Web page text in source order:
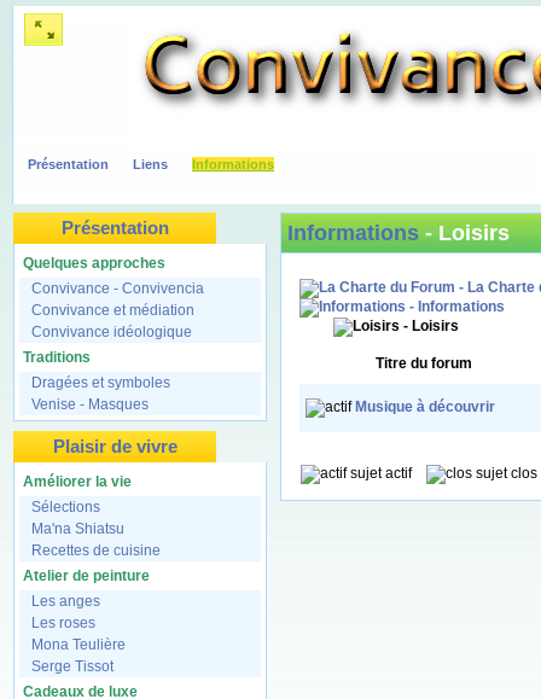
Présentation Liens Informations
Présentation
Quelques approches
Convivance - Convivencia
Convivance et médiation
Convivance idéologique
Traditions
Dragées et symboles
Venise - Masques
Plaisir de vivre
Améliorer la vie
Sélections
Ma'na Shiatsu
Recettes de cuisine
Atelier de peinture
Les anges
Les roses
Mona Teulière
Serge Tissot
Cadeaux de luxe
Informations- Loisirs
- La Charte
- Informations
- Loisirs
Titre du forum
Musique à découvrir
sujet actif sujet